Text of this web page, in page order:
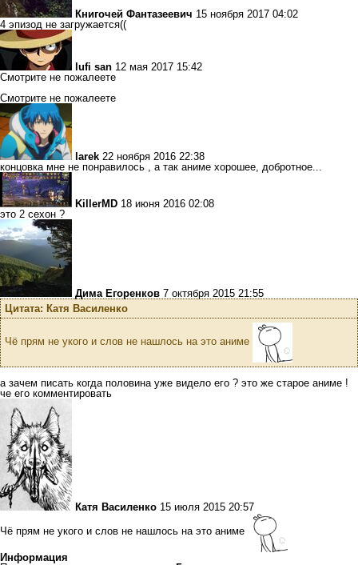
Книгочей Фантазеевич 15 ноября 2017 04:02
4 эпизод не загружается((
lufi san 12 мая 2017 15:42
Смотрите не пожалеете
Смотрите не пожалеете
larek 22 ноября 2016 22:38
концовка мне не понравилось , а так аниме хорошее, добротное...
KillerMD 18 июня 2016 02:08
это 2 сехон ?
Дима Егоренков 7 октября 2015 21:55
Цитата: Катя Василенко
Чё прям не укого и слов не нашлось на это аниме
а зачем писать когда половина уже видело его ? это же старое аниме !
че его комментировать
Катя Василенко 15 июля 2015 20:57
Чё прям не укого и слов не нашлось на это аниме
Информация